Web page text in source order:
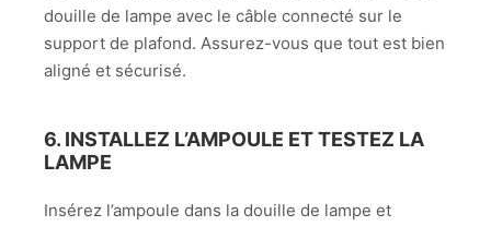
douille de lampe avec le câble connecté sur le
support de plafond. Assurez-vous que tout est bien
aligné et sécurisé.
6. INSTALLEZ L’AMPOULE ET TESTEZ LA
LAMPE
Insérez l’ampoule dans la douille de lampe et